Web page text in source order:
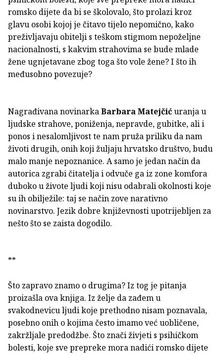
romsko dijete da bi se školovalo, što prolazi kroz
glavu osobi kojoj je čitavo tijelo nepomično, kako
preživljavaju obitelji s teškom stigmom nepoželjne
nacionalnosti, s kakvim strahovima se bude mlade
žene ugnjetavane zbog toga što vole žene? I što ih
međusobno povezuje?
Nagrađivana novinarkaBarbara Matejčićuranja u
ljudske strahove, poniženja, nepravde, gubitke, ali i
ponos i nesalomljivost te nam pruža priliku da nam
životi drugih, onih koji žuljaju hrvatsko društvo, budu
malo manje nepoznanice. A samo je jedan način da
autorica zgrabi čitatelja i odvuče ga iz zone komfora
duboko u živote ljudi koji nisu odabrali okolnosti koje
su ih obilježile: taj se način zove narativno
novinarstvo. Jezik dobre književnosti upotrijebljen za
nešto što se zaista dogodilo.
**
Što zapravo znamo o drugima? Iz tog je pitanja
proizašla ova knjiga. Iz želje da zađem u
svakodnevicu ljudi koje prethodno nisam poznavala,
posebno onih o kojima često imamo već uobličene,
zakržljale predodžbe. Što znači živjeti s psihičkom
bolesti, koje sve prepreke mora nadići romsko dijete